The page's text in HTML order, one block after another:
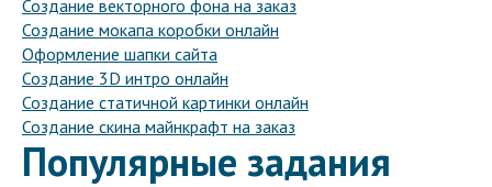
Создание векторного фона на заказ
Создание мокапа коробки онлайн
Оформление шапки сайта
Создание 3D интро онлайн
Создание статичной картинки онлайн
Создание скина майнкрафт на заказ
Популярные задания